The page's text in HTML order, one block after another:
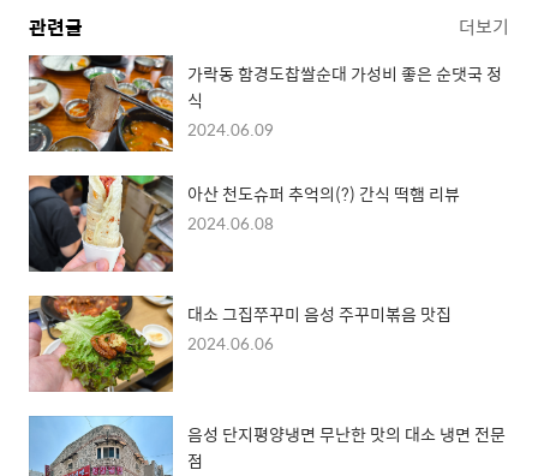
관련글 더보기
가락동 함경도찹쌀순대 가성비 좋은 순댓국 정
식
2024.06.09
아산 천도슈퍼 추억의(?) 간식 떡햄 리뷰
2024.06.08
대소 그집쭈꾸미 음성 주꾸미볶음 맛집
2024.06.06
음성 단지평양냉면 무난한 맛의 대소 냉면 전문
점